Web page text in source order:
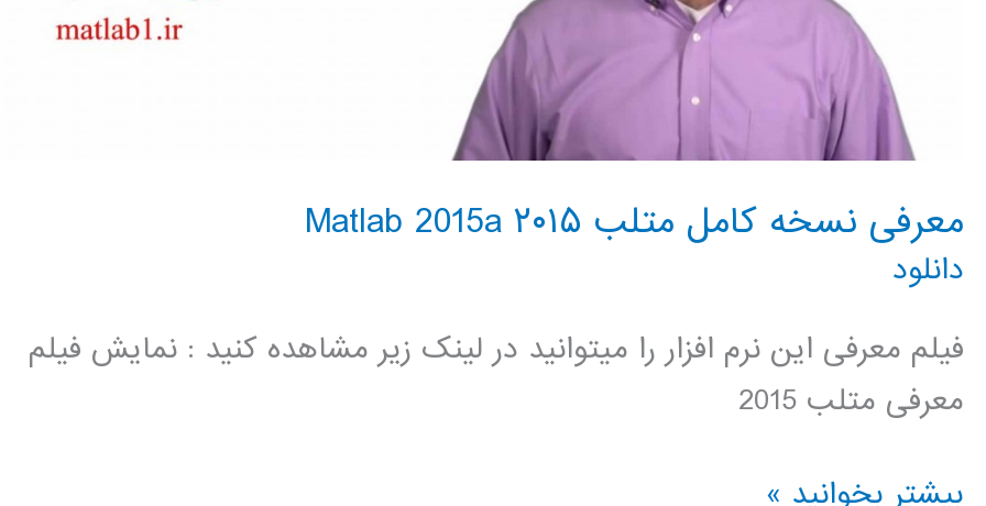
معرفی نسخه کامل متلب ۲۰۱۵ Matlab 2015a
دانلود
فیلم معرفی این نرم افزار را میتوانید در لینک زیر مشاهده کنید : نمایش فیلم
معرفی متلب 2015
معرفی
بیشتر بخوانید »